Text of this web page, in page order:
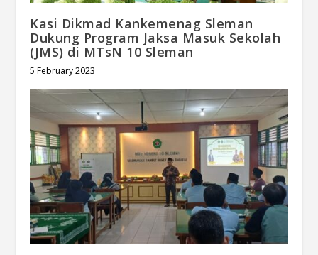
Kasi Dikmad Kankemenag Sleman
Dukung Program Jaksa Masuk Sekolah
(JMS) di MTsN 10 Sleman
5 February 2023